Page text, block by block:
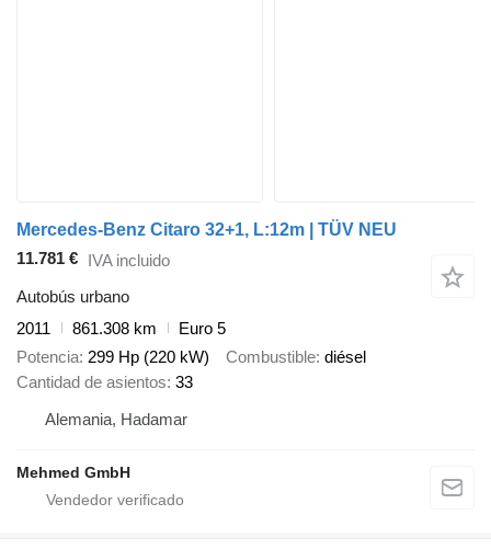
Mercedes-Benz Citaro 32+1, L:12m | TÜV NEU
11.781 € IVA incluido
Autobús urbano
2011
861.308 km
Euro 5
Potencia 299 Hp (220 kW) Combustible diésel
Cantidad de asientos 33
Alemania, Hadamar
Mehmed GmbH